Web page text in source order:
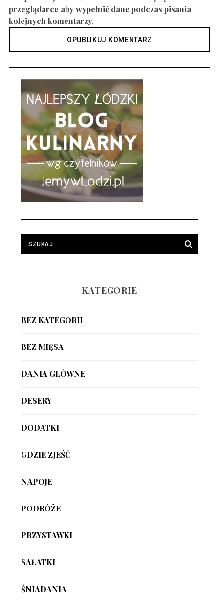
przeglądarce aby wypełnić dane podczas pisania
kolejnych komentarzy.
KATEGORIE
BEZ KATEGORII
BEZ MIĘSA
DANIA GŁÓWNE
DESERY
DODATKI
GDZIE ZJEŚĆ
NAPOJE
PODRÓŻE
PRZYSTAWKI
SAŁATKI
ŚNIADANIA